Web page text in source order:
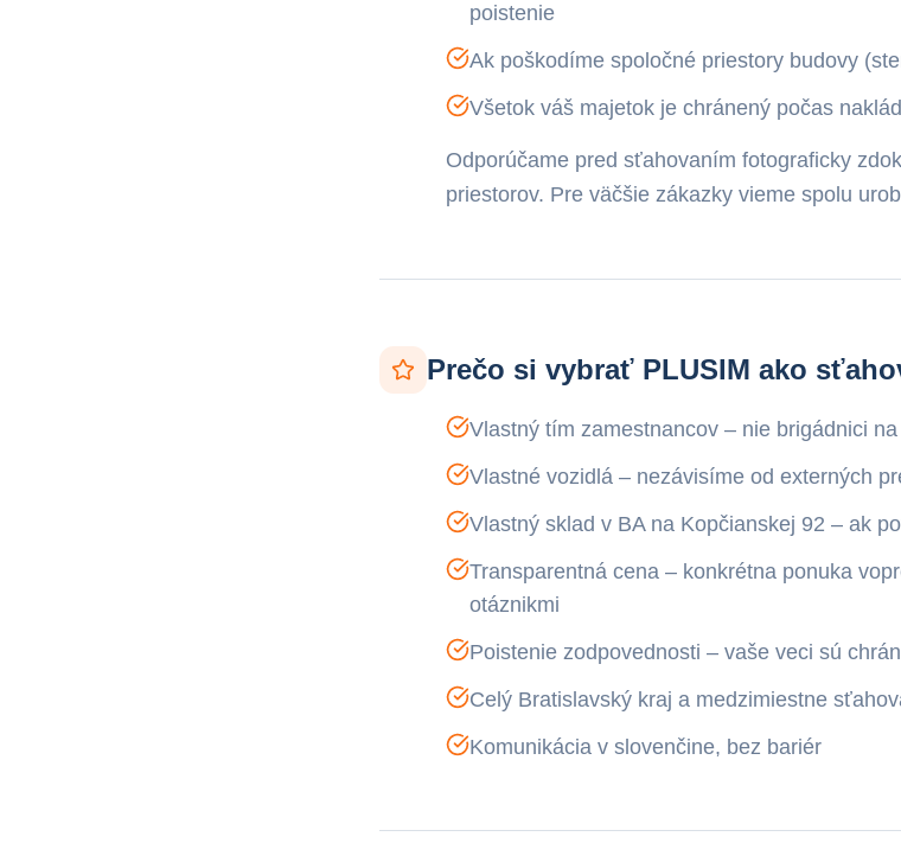
poistenie
Ak poškodíme spoločné priestory budovy
Všetok váš majetok je chránený počas
Odporúčame pred sťahovaním fotograficky
priestorov. Pre väčšie zákazky vieme spolu
Prečo si vybrať PLUSIM ako
Vlastný tím zamestnancov – nie brigádnici
Vlastné vozidlá – nezávisíme od externých
Vlastný sklad v BA na Kopčianskej 92 – ak
Transparentná cena – konkrétna ponuka
otáznikmi
Poistenie zodpovednosti – vaše veci sú
Celý Bratislavský kraj a medzimiestne
Komunikácia v slovenčine, bez bariér